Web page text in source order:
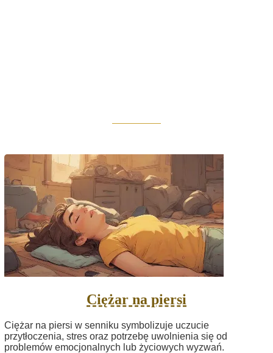
Ciężar na piersi
Ciężar na piersi w senniku symbolizuje uczucie
przytłoczenia, stres oraz potrzebę uwolnienia się od
problemów emocjonalnych lub życiowych wyzwań.